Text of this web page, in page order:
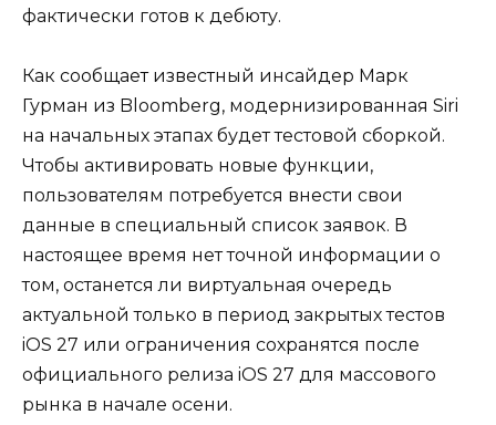
фактически готов к дебюту.
Как сообщает известный инсайдер Марк
Гурман из Bloomberg, модернизированная Siri
на начальных этапах будет тестовой сборкой.
Чтобы активировать новые функции,
пользователям потребуется внести свои
данные в специальный список заявок. В
настоящее время нет точной информации о
том, останется ли виртуальная очередь
актуальной только в период закрытых тестов
iOS 27 или ограничения сохранятся после
официального релиза iOS 27 для массового
рынка в начале осени.